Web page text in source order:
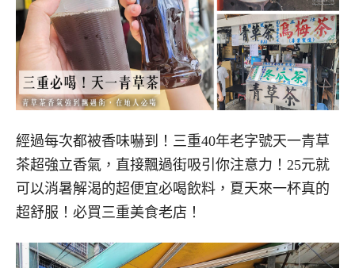
經過每次都被香味嚇到！三重40年老字號天一青草
茶超強立香氣，直接飄過街吸引你注意力！25元就
可以消暑解渴的超便宜必喝飲料，夏天來一杯真的
超舒服！必買三重美食老店！